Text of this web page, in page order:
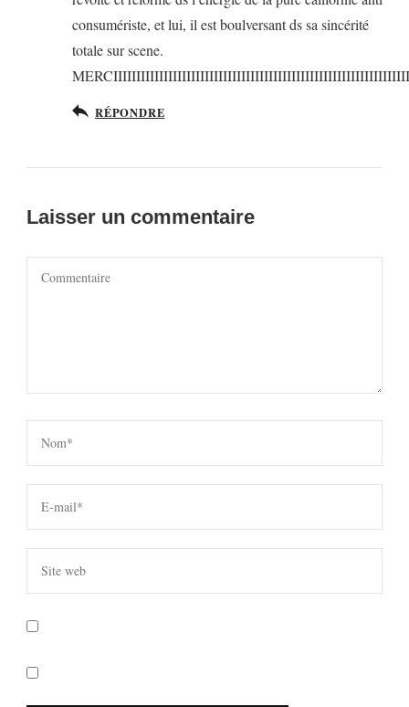
consumériste, et lui, il est boulversant ds sa sincérité
totale sur scene.
RÉPONDRE
Laisser un commentaire